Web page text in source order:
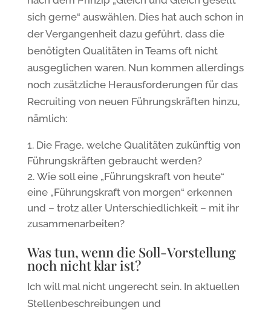
sich gerne“ auswählen. Dies hat auch schon in
der Vergangenheit dazu geführt, dass die
benötigten Qualitäten in Teams oft nicht
ausgeglichen waren. Nun kommen allerdings
noch zusätzliche Herausforderungen für das
Recruiting von neuen Führungskräften hinzu,
nämlich:
Die Frage, welche Qualitäten zukünftig von
Führungskräften gebraucht werden?
Wie soll eine „Führungskraft von heute“
eine „Führungskraft von morgen“ erkennen
und – trotz aller Unterschiedlichkeit – mit ihr
zusammenarbeiten?
Was tun, wenn die Soll-Vorstellung
noch nicht klar ist?
Ich will mal nicht ungerecht sein. In aktuellen
Stellenbeschreibungen und